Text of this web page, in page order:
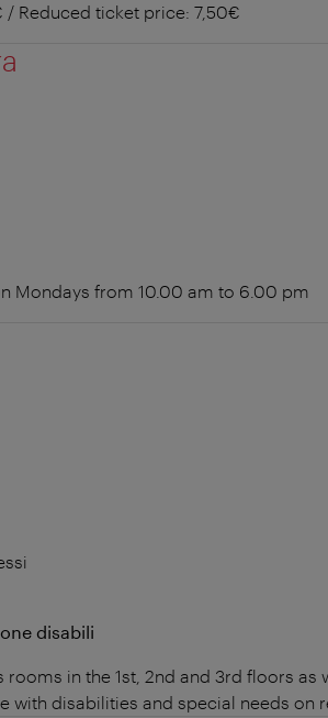
Reduced ticket price: 7,50€
Mondays from 10.00 am to 6.00 pm
disabili
rooms in the 1st, 2nd and 3rd floors
with disabilities and special needs on